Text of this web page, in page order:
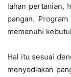
lahan pertanian,
pangan.
memenuhi
Hal itu sesuai
menyediakan